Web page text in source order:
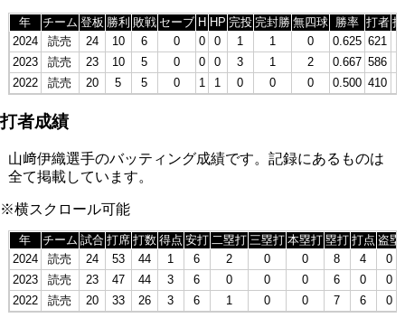
年 チーム 登板 勝利 敗戦 セーブ H HP 完投 完封勝 無四球 勝率 打者
2024
読売 24 10 6 0 0 0 1 1 0 0.625 621
2023
読売 23 10 5 0 0 0 3 1 2 0.667 586
2022
読売 20 5 5 0 1 1 0 0 0 0.500 410
打者成績
山﨑伊織選手のバッティング成績です。記録にあるものは
全て掲載しています。
※横スクロール可能
年 チーム 試合 打席 打数 得点 安打 二塁打 三塁打 本塁打 塁打 打点 盗塁
2024
読売 24 53 44 1 6 2 0 0 8 4
0
2023
読売 23 47 44 3 6 0 0 0 6 0
0
2022
読売 20 33 26 3 6 1 0 0 7 6 0